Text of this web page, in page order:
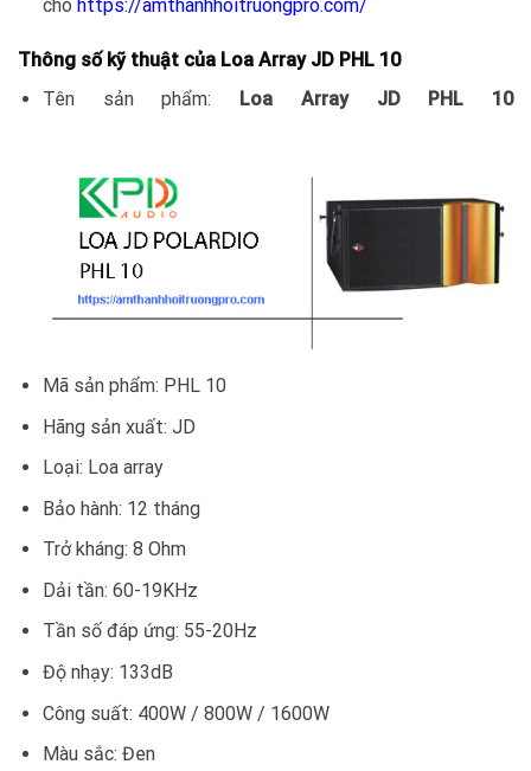
cho https://amthanhhoitruongpro.com/
Thông số kỹ thuật của Loa Array JD PHL 10
Tên sản phẩm: Loa Array JD PHL 10
Mã sản phẩm: PHL 10
Hãng sản xuất: JD
Loại: Loa array
Bảo hành: 12 tháng
Trở kháng: 8 Ohm
Dải tần: 60-19KHz
Tần số đáp ứng: 55-20Hz
Độ nhạy: 133dB
Công suất: 400W / 800W / 1600W
Màu sắc: Đen